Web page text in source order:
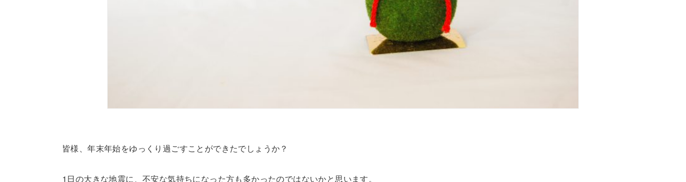
皆様、年末年始をゆっくり過ごすことができたでしょうか？
1日の大きな地震に、不安な気持ちになった方も多かったのではないかと思います。